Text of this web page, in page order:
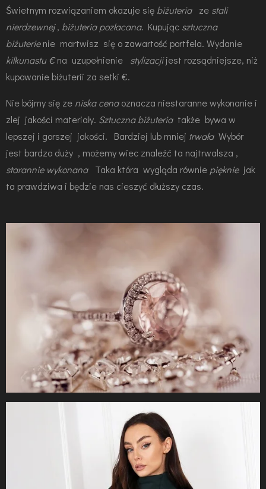
Świetnym rozwiązaniem okazuje się biżuteriaze stali
nierdzewnej, biżuteria pozłacana. Kupując sztuczna
biżuterienie martwisz się o zawartość portfela. Wydanie
kilkunastu €na uzupełnienie stylizacjijest rozsądniejsze, niż
kupowanie biżuterii za setki €.
Nie bójmy się ze niska cenaoznacza niestaranne wykonanie i
zlej jakości materiały. Sztuczna biżuteriatakże bywa w
lepszej i gorszej jakości. Bardziej lub mniej trwałaWybór
jest bardzo duży , możemy wiec znaleźć ta najtrwalsza ,
starannie wykonanaTaka która wygląda równie piękniejak
ta prawdziwa i będzie nas cieszyć dłuższy czas.